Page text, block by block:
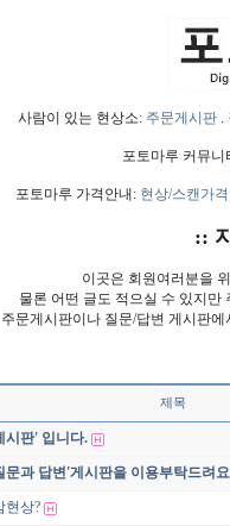
사람이 있는 현상소: 주문게시판.
포토마루 커뮤
포토마루 가격안내: 현상/스캔가격
::
이곳은 회원여러분을
물론 어떤 글도 적으실 수 있지만
주문게시판이나 질문/답변 게시판
제목
시판' 입니다.
문과 답변'게시판을 이용부탁드려
현상?